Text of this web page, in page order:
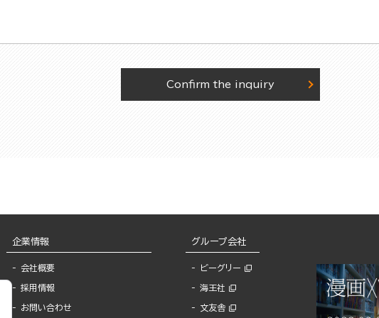
Confirm the inquiry
企業情報
会社概要
採用情報
お問い合わせ
グループ会社
ビーグリー
海王社
文友舎